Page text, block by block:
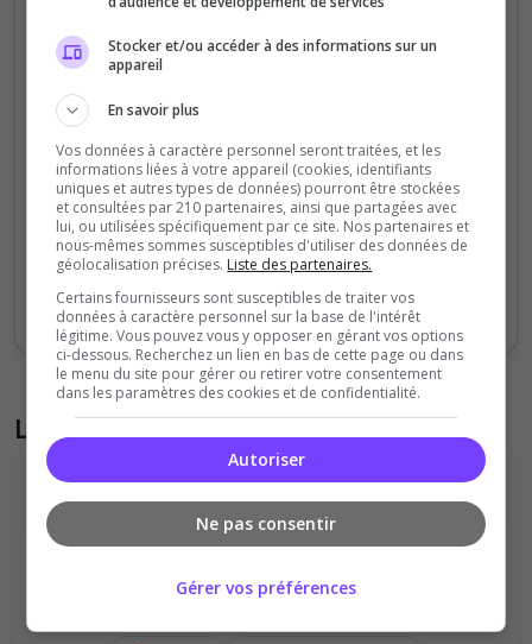
0
20
40
60
Sept Oct Nov Déc Jan Fév Mars Avr Mai
Votes Clics
Liste des avis du serveur
Stocker et/ou accéder à des informations sur un
appareil
En savoir plus
Vos données à caractère personnel seront traitées, et les
informations liées à votre appareil (cookies, identifiants
uniques et autres types de données) pourront être stockées
et consultées par 210 partenaires, ainsi que partagées avec
lui, ou utilisées spécifiquement par ce site. Nos partenaires et
nous-mêmes sommes susceptibles d'utiliser des données de
géolocalisation précises. Liste des partenaires.
Certains fournisseurs sont susceptibles de traiter vos
données à caractère personnel sur la base de l'intérêt
légitime. Vous pouvez vous y opposer en gérant vos options
ci-dessous. Recherchez un lien en bas de cette page ou dans
le menu du site pour gérer ou retirer votre consentement
dans les paramètres des cookies et de confidentialité.
Autoriser
Ne pas consentir
Gérer vos préférences